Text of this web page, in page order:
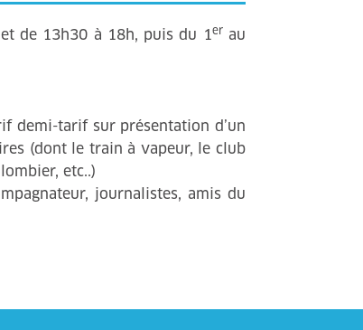
de 13h30 à 18h, puis du 1erau
demi-tarif sur présentation d’un
(dont le train à vapeur, le club
etc..)
journalistes, amis du